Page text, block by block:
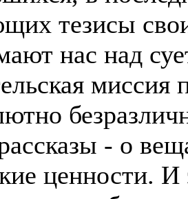
тезисы
нас над
- о
ценности. И